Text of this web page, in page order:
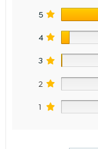
5
4
3
2
1